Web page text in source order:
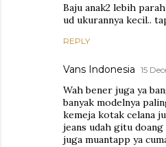
Baju anak2 lebih
ud ukurannya kecil..
REPLY
Vans Indonesia 15
Wah bener juga ya
banyak modelnya
kemeja kotak celana
jeans udah gitu
juga muantapp ya